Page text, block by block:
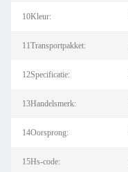
10Kleur:
11Transportpakket:
12Specificatie:
13Handelsmerk:
14Oorsprong:
15Hs-code: